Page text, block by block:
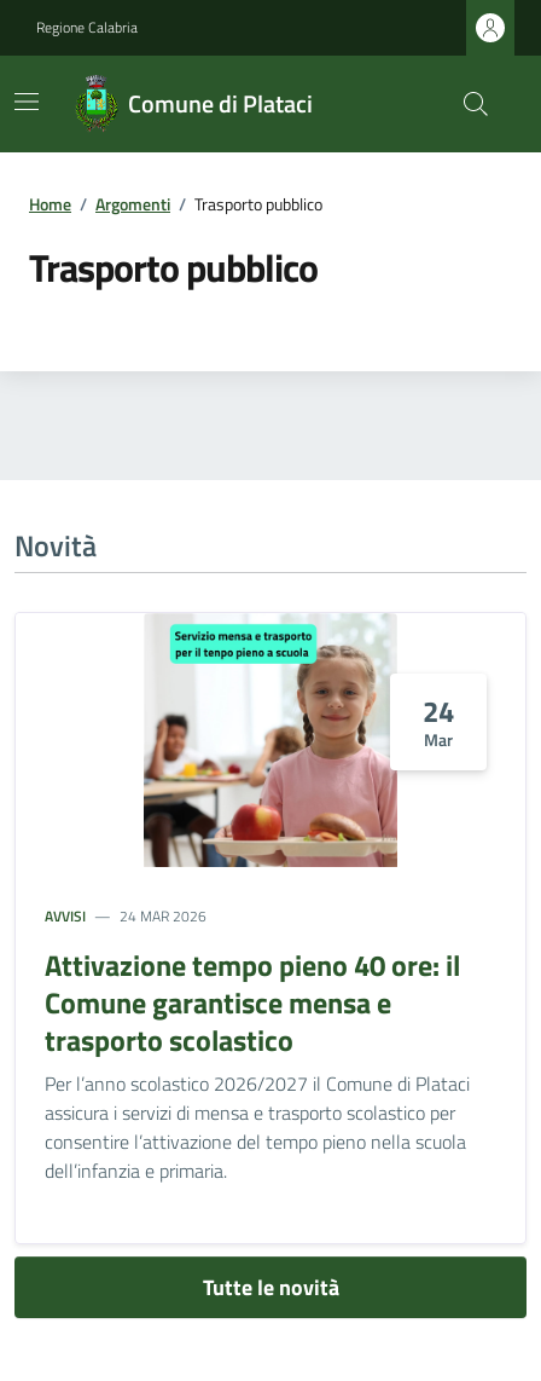
Regione Calabria
Comune di Plataci
Home / Argomenti / Trasporto pubblico
Trasporto pubblico
Novità
24
Mar
AVVISI 24 MAR 2026
Attivazione tempo pieno 40 ore: il
Comune garantisce mensa e
trasporto scolastico
Per l’anno scolastico 2026/2027 il Comune di Plataci
assicura i servizi di mensa e trasporto scolastico per
consentire l’attivazione del tempo pieno nella scuola
dell’infanzia e primaria.
Tutte le novità